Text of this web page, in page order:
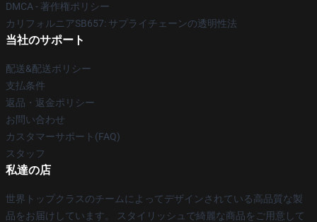
DMCA - 著作権ポリシー
カリフォルニアSB657: サプライチェーンの透明性法
当社のサポート
配送&配送ポリシー
支払条件
返品・返金ポリシー
お問い合わせ
カスタマーサポート(FAQ)
スタッフ
私達の店
世界トップクラスのチームによってデザインされている高品質な製
品をお届けしています。 スタイリッシュで綺麗な商品をご用意して